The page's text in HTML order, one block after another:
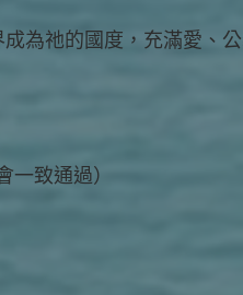
為祂的國度，充滿愛、
一致通過）